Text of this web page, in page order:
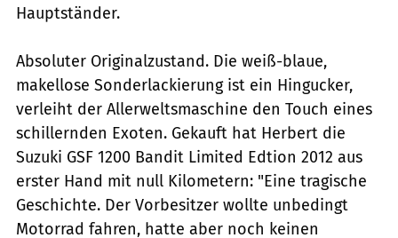
Hauptständer.
Absoluter Originalzustand. Die weiß-blaue,
makellose Sonderlackierung ist ein Hingucker,
verleiht der Allerweltsmaschine den Touch eines
schillernden Exoten. Gekauft hat Herbert die
Suzuki GSF 1200 Bandit Limited Edtion 2012 aus
erster Hand mit null Kilometern: "Eine tragische
Geschichte. Der Vorbesitzer wollte unbedingt
Motorrad fahren, hatte aber noch keinen